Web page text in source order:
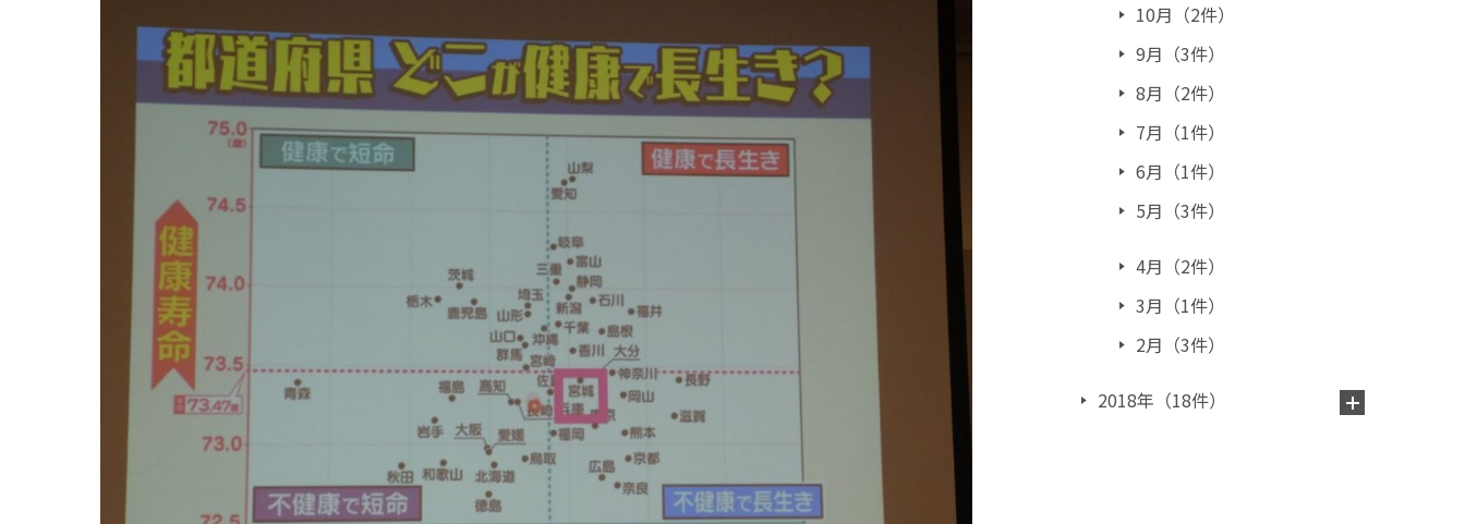
10月（2件）
9月（3件）
8月（2件）
7月（1件）
6月（1件）
5月（3件）
4月（2件）
3月（1件）
2月（3件）
2018年（18件）